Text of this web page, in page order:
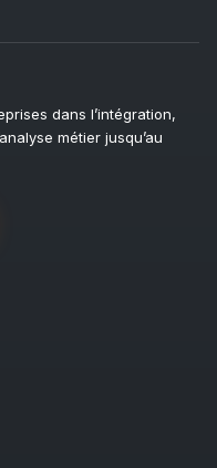
dans l’intégration,
métier jusqu’au